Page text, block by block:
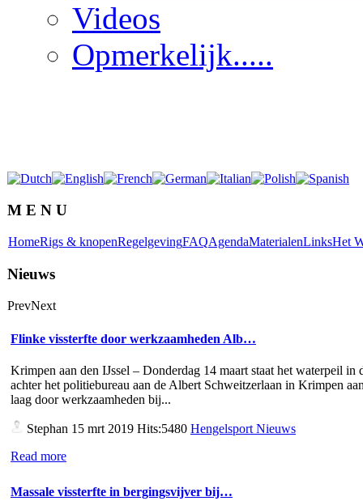
Videos
Opmerkelijk.....
M E N U
HomeRigs & knopenRegelgevingFAQAgendaMaterialenLinksHet
Nieuws
PrevNext
Flinke vissterfte door werkzaamheden Alb…
Krimpen aan den IJssel – Donderdag 14 maart staat het waterpeil in
achter het politiebureau aan de Albert Schweitzerlaan in Krimpen
laag door werkzaamheden bij...
Stephan 15 mrt 2019 Hits:5480 Hengelsport Nieuws
Read more
Massale vissterfte in bergingsvijver bij…